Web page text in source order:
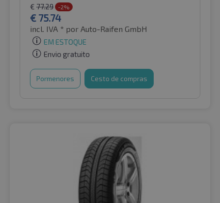
€ 77.29 -2%
€ 75.74
incl. IVA * por Auto-Raifen GmbH
EM ESTOQUE
Envio gratuito
Pormenores Cesto de compras